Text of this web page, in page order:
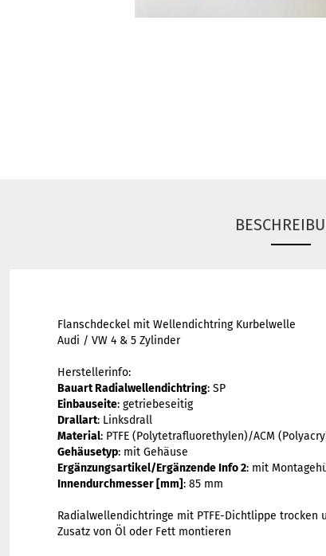
Flanschdeckel mit Wellendichtring Kurbelwelle
Audi / VW 4 & 5 Zylinder
Herstellerinfo:
Bauart Radialwellendichtring: SP
Einbauseite: getriebeseitig
Drallart: Linksdrall
Material: PTFE (Polytetrafluorethylen)/ACM
Gehäusetyp: mit Gehäuse
Ergänzungsartikel/Ergänzende Info 2: mit
Innendurchmesser [mm]: 85 mm
Radialwellendichtringe mit PTFE-Dichtlippe trocken
Zusatz von Öl oder Fett montieren